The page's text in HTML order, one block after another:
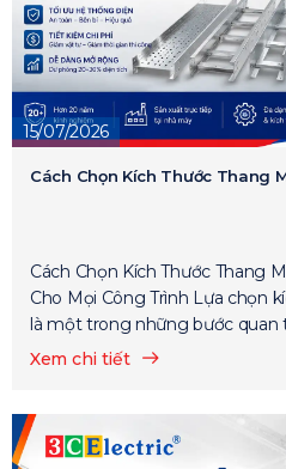
15/07/2026
Cách Chọn Kích Thước Thang
Cách Chọn Kích Thước Thang
Cho Mọi Công Trình Lựa chọn
là một trong những bước quan
Xem chi tiết